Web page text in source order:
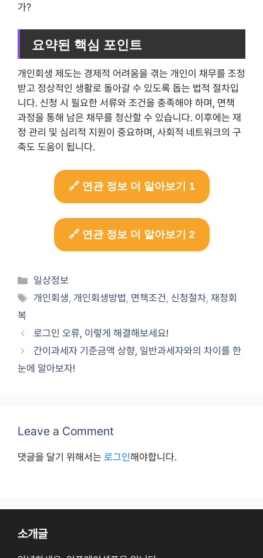
가?
요약된 핵심 포인트
개인회생 제도는 경제적 어려움을 겪는 개인이 채무를 조정
받고 정상적인 생활로 돌아갈 수 있도록 돕는 법적 절차입
니다. 신청 시 필요한 서류와 조건을 충족해야 하며, 면책
과정을 통해 남은 채무를 청산할 수 있습니다. 이후에는 재
정 관리 및 심리적 지원이 중요하며, 사회적 네트워크의 구
축도 도움이 됩니다.
🔗 연관 정보 더 알아보기 1
🔗 연관 정보 더 알아보기 2
Categories
일상정보
Tags
개인회생,개인회생방법, 면책조건, 신청절차,재정회
복
로그인 오류, 이렇게 해결해보세요!
간이과세자 기준금액 상향, 일반과세자와의 차이를 한
눈에 알아보자!
Leave a Comment
댓글을 달기 위해서는 로그인해야합니다.
소개글